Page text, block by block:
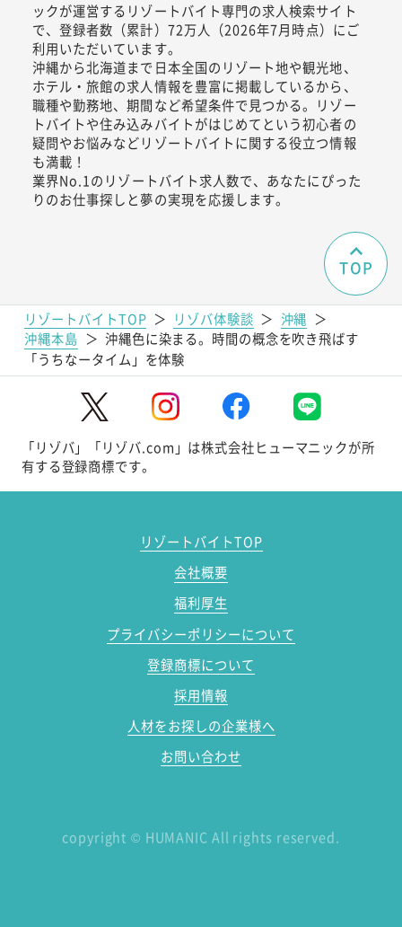
ックが運営するリゾートバイト専門の求人検索サイト
で、登録者数（累計）72万人（2026年7月時点）にご
利用いただいています。
沖縄から北海道まで日本全国のリゾート地や観光地、
ホテル・旅館の求人情報を豊富に掲載しているから、
職種や勤務地、期間など希望条件で見つかる。リゾー
トバイトや住み込みバイトがはじめてという初心者の
疑問やお悩みなどリゾートバイトに関する役立つ情報
も満載！
業界No.1のリゾートバイト求人数で、あなたにぴった
りのお仕事探しと夢の実現を応援します。
リゾートバイトTOP ＞ リゾバ体験談 ＞ 沖縄 ＞
沖縄本島 ＞ 沖縄色に染まる。時間の概念を吹き飛ばす
「うちなータイム」を体験
TOP
「リゾバ」「リゾバ.com」は株式会社ヒューマニックが所
有する登録商標です。
リゾートバイトTOP
会社概要
福利厚生
プライバシーポリシーについて
登録商標について
採用情報
人材をお探しの企業様へ
お問い合わせ
copyright © HUMANIC All rights reserved.